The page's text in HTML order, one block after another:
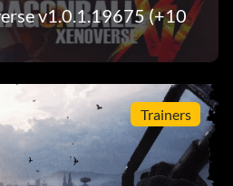
v1.0.1.19675 (+10
Trainers